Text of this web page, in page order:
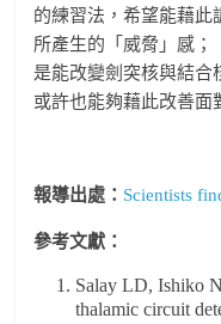
的練習法，希望能藉此
所產生的「威脅」感；
是能改變劍突核與結合
或許也能夠藉此改善面
報導出處： Scientists
參考文獻：
Salay LD, Ishiko
thalamic circuit